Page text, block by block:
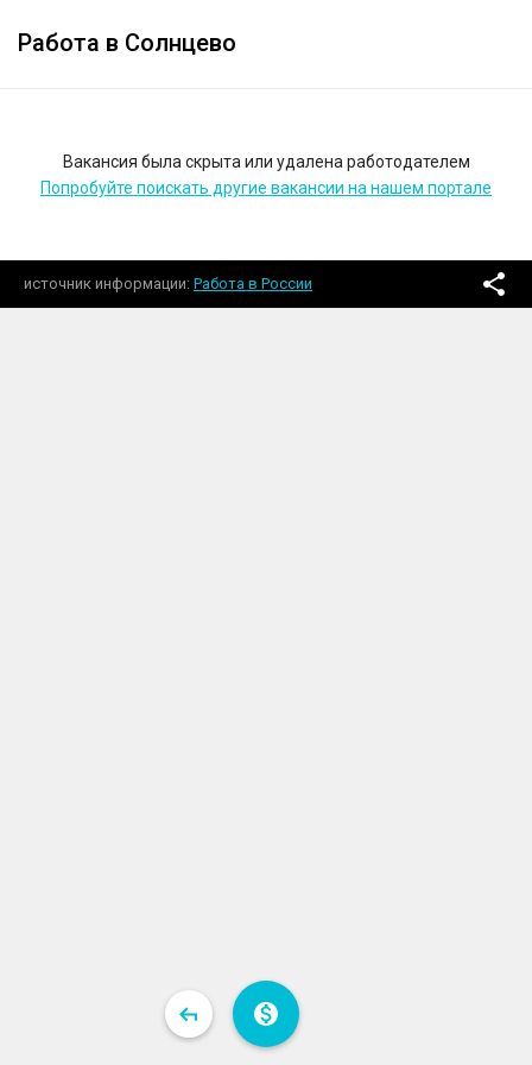
Работа в Солнцево
Вакансия была скрыта или удалена работодателем
Попробуйте поискать другие вакансии на нашем портале
источник информации Работа в России